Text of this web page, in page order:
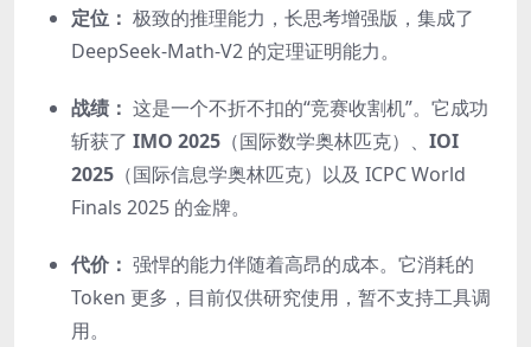
定位： 极致的推理能力，长思考增强版，集成了
DeepSeek-Math-V2 的定理证明能力。
战绩： 这是一个不折不扣的“竞赛收割机”。它成功
斩获了 IMO 2025 （国际数学奥林匹克）、 IOI
2025 （国际信息学奥林匹克）以及 ICPC World
Finals 2025 的金牌。
代价： 强悍的能力伴随着高昂的成本。它消耗的
Token 更多，目前仅供研究使用，暂不支持工具调
用。